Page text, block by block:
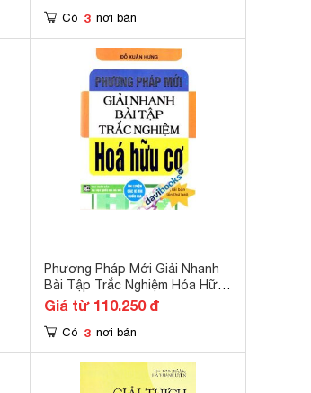
Có 3 nơi bán
Phương Pháp Mới Giải Nhanh
Bài Tập Trắc Nghiệm Hóa Hữu
Cơ
Giá từ 110.250 đ
Có 3 nơi bán